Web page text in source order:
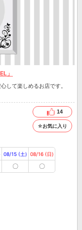
」
して楽しめるお店です。
14
☆お気に入り
08/15 (土)
〇
08/16 (日)
〇